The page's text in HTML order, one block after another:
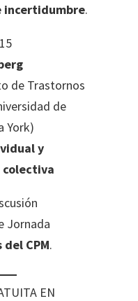
incertidumbre.
de Trastornos
de
York)
y
Jornada
del CPM.
EN